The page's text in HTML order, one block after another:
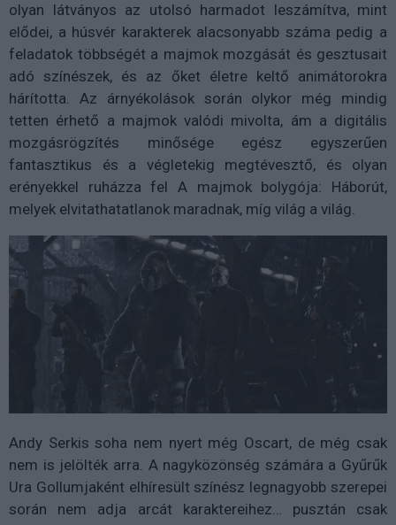
olyan látványos az utolsó harmadot leszámítva, mint
elődei, a húsvér karakterek alacsonyabb száma pedig a
feladatok többségét a majmok mozgását és gesztusait
adó színészek, és az őket életre keltő animátorokra
hárította. Az árnyékolások során olykor még mindig
tetten érhető a majmok valódi mivolta, ám a digitális
mozgásrögzítés minősége egész egyszerűen
fantasztikus és a végletekig megtévesztő, és olyan
erényekkel ruházza fel A majmok bolygója: Háborút,
melyek elvitathatatlanok maradnak, míg világ a világ.
Andy Serkis soha nem nyert még Oscart, de még csak
nem is jelölték arra. A nagyközönség számára a Gyűrűk
Ura Gollumjaként elhíresült színész legnagyobb szerepei
során nem adja arcát karaktereihez… pusztán csak